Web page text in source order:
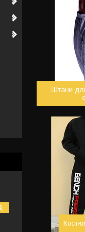
Штани для